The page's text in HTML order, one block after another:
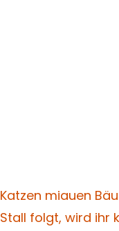
Katzen miauen
Stall folgt, wird ihr